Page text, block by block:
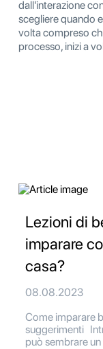
dall'interazione
scegliere quando
volta compreso
processo, inizi a
Lezioni di
imparare
casa?
08.08.2023
Come imparare
suggerimenti
può sembrare